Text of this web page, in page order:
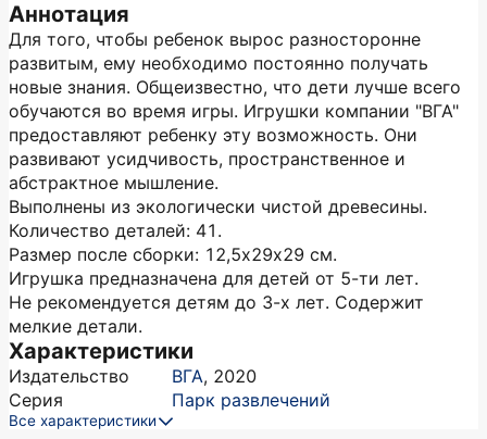
Аннотация
Для того, чтобы ребенок вырос разносторонне
развитым, ему необходимо постоянно получать
новые знания. Общеизвестно, что дети лучше всего
обучаются во время игры. Игрушки компании "ВГА"
предоставляют ребенку эту возможность. Они
развивают усидчивость, пространственное и
абстрактное мышление.
Выполнены из экологически чистой древесины.
Количество деталей: 41.
Размер после сборки: 12,5х29х29 см.
Игрушка предназначена для детей от 5-ти лет.
Не рекомендуется детям до 3-х лет. Содержит
мелкие детали.
Характеристики
Издательство ВГА, 2020
Серия
Парк развлечений
Все характеристики